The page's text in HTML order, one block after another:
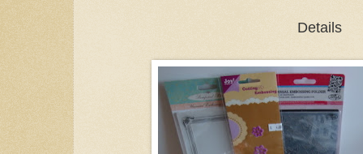
Details